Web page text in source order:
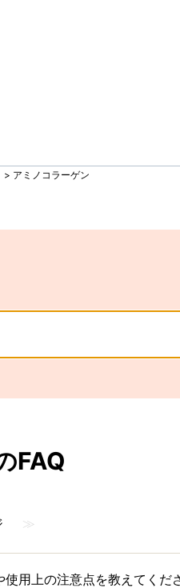
> アミノコラーゲン
FAQ
≫
用上の注意点を教えてくだ